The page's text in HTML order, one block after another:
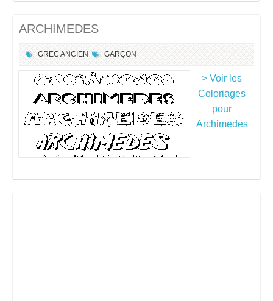
ARCHIMEDES
GREC ANCIEN GARÇON
> Voir les
Coloriages
pour
Archimedes